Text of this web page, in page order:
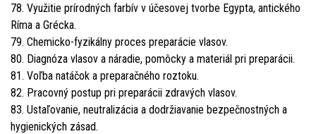
78. Využitie prírodných farbív v účesovej tvorbe Egypta, antického
Ríma a Grécka.
79. Chemicko-fyzikálny proces preparácie vlasov.
80. Diagnóza vlasov a náradie, pomôcky a materiál pri preparácii.
81. Voľba natáčok a preparačného roztoku.
82. Pracovný postup pri preparácii zdravých vlasov.
83. Ustaľovanie, neutralizácia a dodržiavanie bezpečnostných a
hygienických zásad.